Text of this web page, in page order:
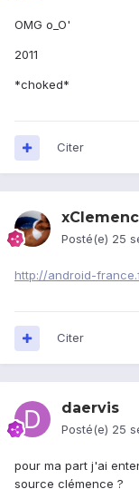
OMG o_O'
2011
*choked*
Citer
Posté(e) 25
http://android-
Citer
daervis
Posté(e) 25
pour ma part j'ai
source clémence ?